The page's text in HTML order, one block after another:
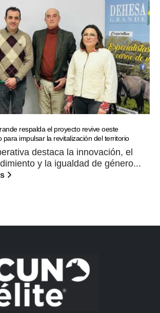
respalda el proyecto revive oeste
para impulsar la revitalización del territorio
destaca la innovación, el
y la igualdad de género...